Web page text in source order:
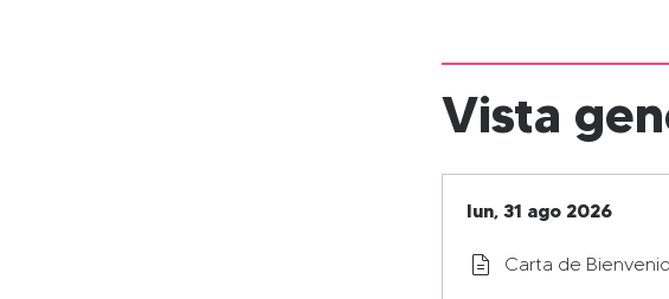
Vista
lun, 31 ago 2026
Carta de